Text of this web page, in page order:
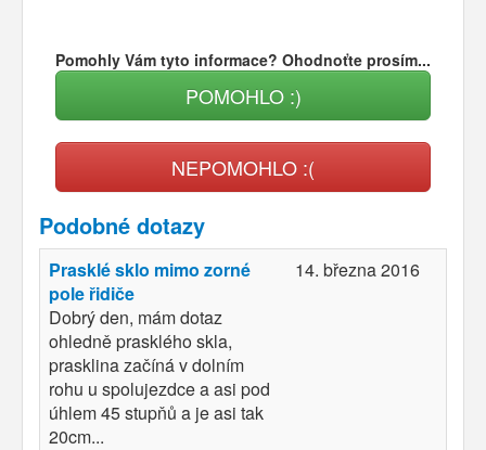
Pomohly Vám tyto informace? Ohodnoťte prosím...
POMOHLO :)
NEPOMOHLO :(
Podobné dotazy
Prasklé sklo mimo zorné
pole řidiče
Dobrý den, mám dotaz
ohledně prasklého skla,
prasklina začíná v dolním
rohu u spolujezdce a asi pod
úhlem 45 stupňů a je asi tak
20cm...
14. března 2016